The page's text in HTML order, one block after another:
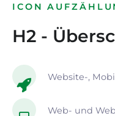
ICON
H2 -
Website-,
Web- und